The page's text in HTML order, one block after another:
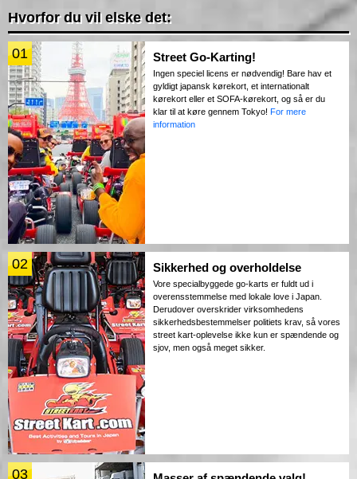
Hvorfor du vil elske det:
01 Street Go-Karting!
Ingen speciel licens er nødvendig! Bare hav et
gyldigt japansk kørekort, et internationalt
kørekort eller et SOFA-kørekort, og så er du
klar til at køre gennem Tokyo! For mere
information
02 Sikkerhed og overholdelse
Vore specialbyggede go-karts er fuldt ud i
overensstemmelse med lokale love i Japan.
Derudover overskrider virksomhedens
sikkerhedsbestemmelser politiets krav, så vores
street kart-oplevelse ikke kun er spændende og
sjov, men også meget sikker.
03